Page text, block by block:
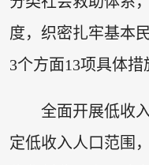
度，织密扎牢基本
3个方面13项具体措
全面开展低收
定低收入人口范围